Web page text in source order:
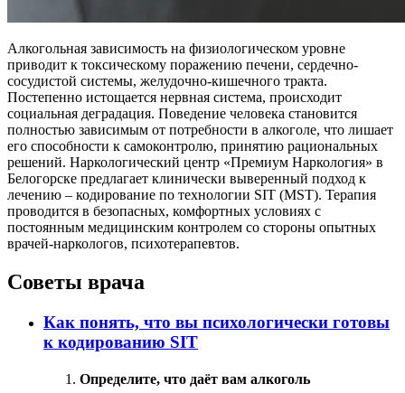
Алкогольная зависимость на физиологическом уровне
приводит к токсическому поражению печени, сердечно-
сосудистой системы, желудочно-кишечного тракта.
Постепенно истощается нервная система, происходит
социальная деградация. Поведение человека становится
полностью зависимым от потребности в алкоголе, что лишает
его способности к самоконтролю, принятию рациональных
решений. Наркологический центр «Премиум Наркология» в
Белогорске предлагает клинически выверенный подход к
лечению – кодирование по технологии SIT (MST). Терапия
проводится в безопасных, комфортных условиях с
постоянным медицинским контролем со стороны опытных
врачей-наркологов, психотерапевтов.
Советы врача
Как понять, что вы психологически готовы
к кодированию SIT
Определите, что даёт вам алкоголь